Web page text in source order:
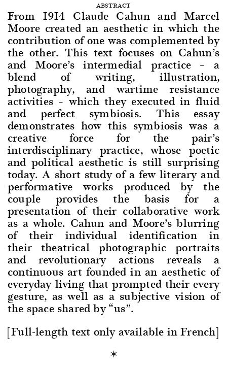
ABSTRACT
From 1914 Claude Cahun and Marcel
Moore created an aesthetic in which the
contribution of one was complemented by
the other. This text focuses on Cahun’s
and Moore’s intermedial practice – a
blend of writing, illustration,
photography, and wartime resistance
activities – which they executed in fluid
and perfect symbiosis. This essay
demonstrates how this symbiosis was a
creative force for the pair’s
interdisciplinary practice, whose poetic
and political aesthetic is still surprising
today. A short study of a few literary and
performative works produced by the
couple provides the basis for a
presentation of their collaborative work
as a whole. Cahun and Moore’s blurring
of their individual identification in
their theatrical photographic portraits
and revolutionary actions reveals a
continuous art founded in an aesthetic of
everyday living that prompted their every
gesture, as well as a subjective vision of
the space shared by “us”.
[Full-length text only avai­lable in French]